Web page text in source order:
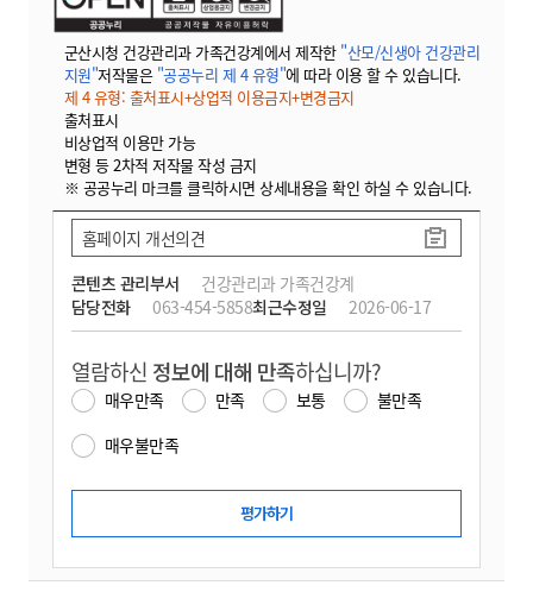
군산시청 건강관리과 가족건강계에서 제작한 "산모/신생아 건강관리
지원"저작물은 "공공누리 제 4 유형"에 따라 이용 할 수 있습니다.
제 4 유형: 출처표시+상업적 이용금지+변경금지
출처표시
비상업적 이용만 가능
변형 등 2차적 저작물 작성 금지
※ 공공누리 마크를 클릭하시면 상세내용을 확인 하실 수 있습니다.
콘텐츠 관리부서
건강관리과 가족건강계
담당전화
063-454-5858최근수정일 2026-06-17
홈페이지 개선의견
열람하신 정보에 대해 만족하십니까?
매우만족 만족 보통
불만족
매우불만족